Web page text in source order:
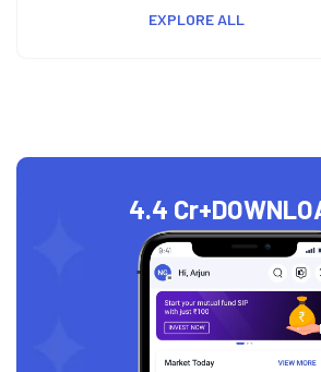
EXPLORE ALL
4.4 Cr+